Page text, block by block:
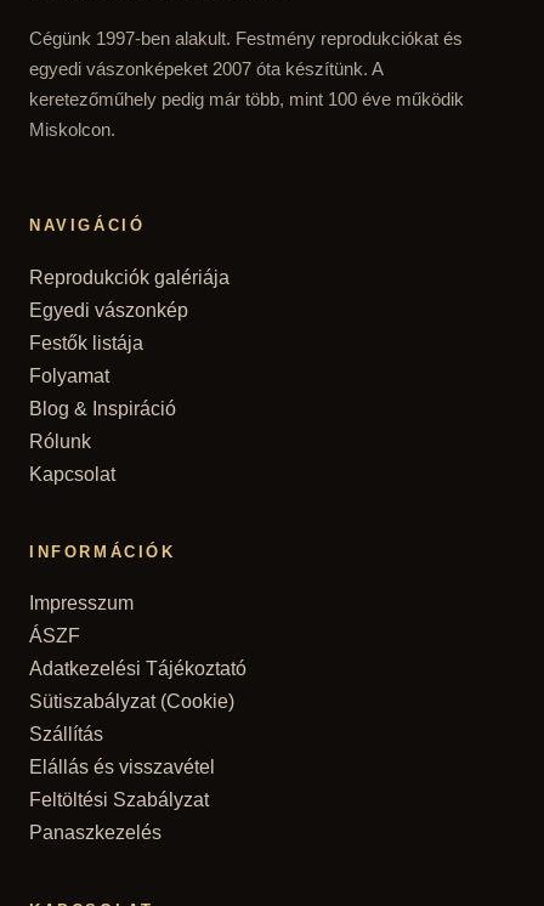
Cégünk 1997-ben alakult. Festmény reprodukciókat és
egyedi vászonképeket 2007 óta készítünk. A
keretezőműhely pedig már több, mint 100 éve működik
Miskolcon.
NAVIGÁCIÓ
Reprodukciók galériája
Egyedi vászonkép
Festők listája
Folyamat
Blog & Inspiráció
Rólunk
Kapcsolat
INFORMÁCIÓK
Impresszum
ÁSZF
Adatkezelési Tájékoztató
Sütiszabályzat (Cookie)
Szállítás
Elállás és visszavétel
Feltöltési Szabályzat
Panaszkezelés